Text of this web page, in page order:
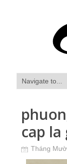
cap
Tháng